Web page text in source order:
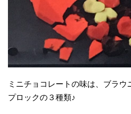
ミニチョコレートの味は、ブラウ
プロックの３種類♪